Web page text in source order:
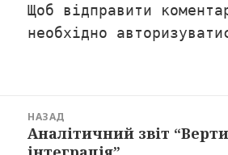
Щоб відправити
необхідно
записів
НАЗАД
Попередній
Аналітичний звіт